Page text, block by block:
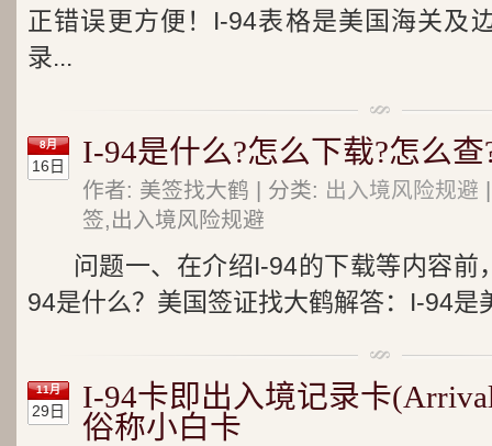
正错误更方便！I-94表格是美国海关及
录...
8月
16日 I-94是什么?怎么下载?怎么查
作者: 美签找大鹤 | 分类: 出入境风险规避
签,出入境风险规避
问题一、在介绍I-94的下载等内容前
94是什么？美国签证找大鹤解答：I-94是
11月
29日
I-94卡即出入境记录卡
俗称小白卡